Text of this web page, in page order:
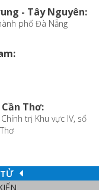
- Tây Nguyên:
phố Đà Nẵng
Thơ:
trị Khu vực IV, số